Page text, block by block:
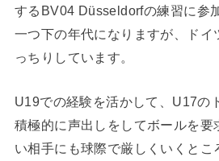
するBV04 Düsseldorfの練習に参
一つ下の年代になりますが、ドイ
っちりしています。
U19での経験を活かして、U17の
積極的に声出しをしてボールを要
い相手にも球際で厳しくいくとこ